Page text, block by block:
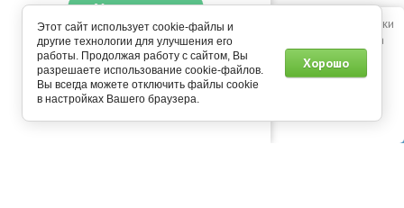
Мегагрупп.ру
Этот сайт использует файлы cookie, метаданные и сервис веб-аналитики
Яндекс.Метрика. Продолжая просматривать его, вы соглашаетесь на
использование нами файлов cookie, метаданных и сервиса веб-
аналитики Яндекс.Метрика в соответствии с
Политикой
конфиденциальности
Продолжить
Установить
Подпишитесь на рассылку
push-уведомлений
Подписаться
Этот сайт использует cookie-файлы и
другие технологии для улучшения его
работы. Продолжая работу с сайтом, Вы
разрешаете использование cookie-файлов.
Вы всегда можете отключить файлы cookie
в настройках Вашего браузера.
Хорошо